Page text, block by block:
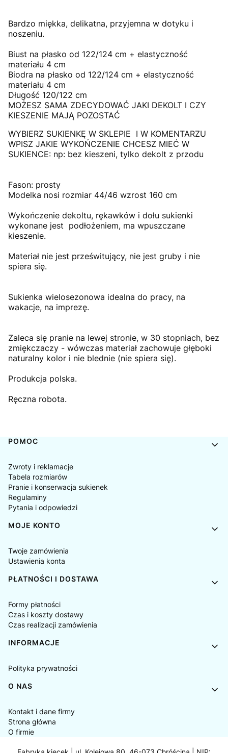
Bardzo miękka, delikatna, przyjemna w dotyku i
noszeniu.
Biust na płasko od 122/124 cm + elastyczność
materiału 4 cm
Biodra na płasko od 122/124 cm + elastyczność
materiału 4 cm
Długość 120/122 cm
MOŻESZ SAMA ZDECYDOWAĆ JAKI DEKOLT I CZY
KIESZENIE MAJĄ POZOSTAĆ
WYBIERZ SUKIENKĘ W SKLEPIE I W KOMENTARZU
WPISZ JAKIE WYKOŃCZENIE CHCESZ MIEĆ W
SUKIENCE: np: bez kieszeni, tylko dekolt z przodu
Fason: prosty
Modelka nosi rozmiar 44/46 wzrost 160 cm
Wykończenie dekoltu, rękawków i dołu sukienki
wykonane jest podłożeniem, ma wpuszczane
kieszenie.
Materiał nie jest prześwitujący, nie jest gruby i nie
spiera się.
Sukienka wielosezonowa idealna do pracy, na
wakacje, na imprezę.
Zaleca się pranie na lewej stronie, w 30 stopniach, bez
zmiękczaczy - wówczas materiał zachowuje głęboki
naturalny kolor i nie blednie (nie spiera się).
Produkcja polska.
Ręczna robota.
Linki w stopce
POMOC
Zwroty i reklamacje
Tabela rozmiarów
Pranie i konserwacja sukienek
Regulaminy
Pytania i odpowiedzi
MOJE KONTO
Twoje zamówienia
Ustawienia konta
PŁATNOŚCI I DOSTAWA
Formy płatności
Czas i koszty dostawy
Czas realizacji zamówienia
INFORMACJE
Polityka prywatności
O NAS
Kontakt i dane firmy
Strona główna
O firmie